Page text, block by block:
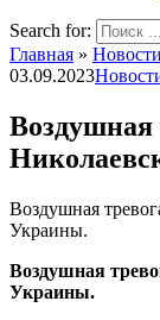
Search for:
Главная » Новости
03.09.2023
Воздушная
Воздушная
Украины.
Воздушная
Украины.